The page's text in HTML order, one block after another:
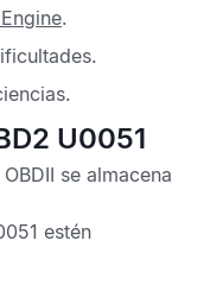
.
U0051
se almacena
estén